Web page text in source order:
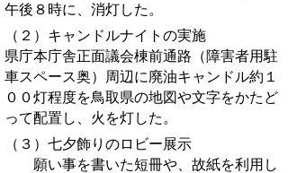
午後８時に、消灯した。
（２）キャンドルナイトの実施
県庁本庁舎正面議会棟前通路（障害者用駐
車スペース奥）周辺に廃油キャンドル約１
００灯程度を鳥取県の地図や文字をかたど
って配置し、火を灯した。
（３）七夕飾りのロビー展示
願い事を書いた短冊や、故紙を利用し